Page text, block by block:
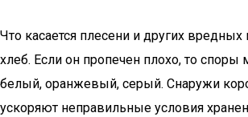
Что касается плесени и других
хлеб. Если он пропечен плохо, то
белый, оранжевый, серый. Снаружи
ускоряют неправильные условия